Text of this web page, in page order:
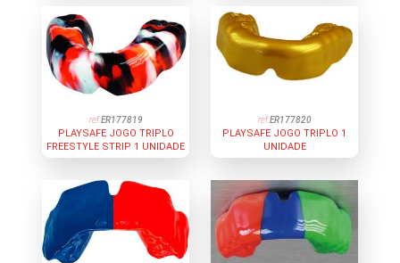
ref:ER177819
PLAYSAFE JOGO TRIPLO
FREESTYLE STRIP 1 UNIDADE
ref:ER177820
PLAYSAFE JOGO TRIPLO 1
UNIDADE